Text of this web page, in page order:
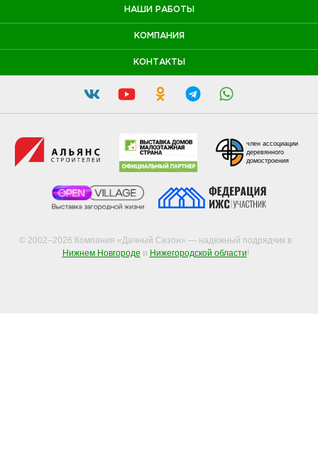
НАШИ РАБОТЫ
КОМПАНИЯ
КОНТАКТЫ
© 2002–2026 Компания «Дачный Сезон» — надежный подрядчик в
Нижнем Новгороде и Нижегородской области!
член ассоциации
деревянного
домостроения